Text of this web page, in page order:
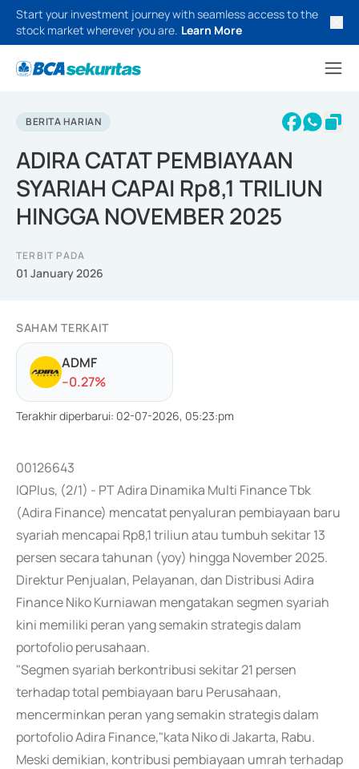
Start your investment journey with seamless access to the
stock market wherever you are. Learn More
BERITA HARIAN
ADIRA CATAT PEMBIAYAAN
SYARIAH CAPAI Rp8,1 TRILIUN
HINGGA NOVEMBER 2025
TERBIT PADA
01 January 2026
SAHAM TERKAIT
ADMF
--0.27%
Terakhir diperbarui: 02-07-2026, 05:23:pm
00126643
IQPlus, (2/1) - PT Adira Dinamika Multi Finance Tbk
(Adira Finance) mencatat penyaluran pembiayaan baru
syariah mencapai Rp8,1 triliun atau tumbuh sekitar 13
persen secara tahunan (yoy) hingga November 2025.
Direktur Penjualan, Pelayanan, dan Distribusi Adira
Finance Niko Kurniawan mengatakan segmen syariah
kini memiliki peran yang semakin strategis dalam
portofolio perusahaan.
"Segmen syariah berkontribusi sekitar 21 persen
terhadap total pembiayaan baru Perusahaan,
mencerminkan peran yang semakin strategis dalam
portofolio Adira Finance,"kata Niko di Jakarta, Rabu.
Meski demikian, kontribusi pembiayaan umrah terhadap